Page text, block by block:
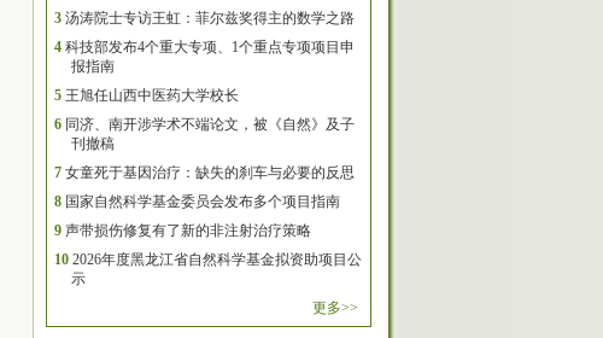
3 汤涛院士专访王虹：菲尔兹奖得主的数学之路
4 科技部发布4个重大专项、1个重点专项项目申
报指南
5 王旭任山西中医药大学校长
6 同济、南开涉学术不端论文，被《自然》及子
刊撤稿
7 女童死于基因治疗：缺失的刹车与必要的反思
8 国家自然科学基金委员会发布多个项目指南
9 声带损伤修复有了新的非注射治疗策略
10 2026年度黑龙江省自然科学基金拟资助项目公
示
更多>>